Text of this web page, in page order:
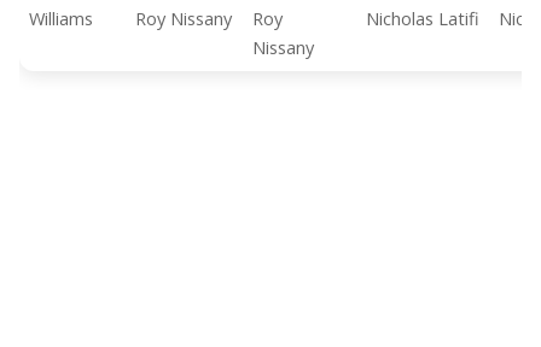
Williams
Roy Nissany
Roy
Nissany
Nicholas Latifi